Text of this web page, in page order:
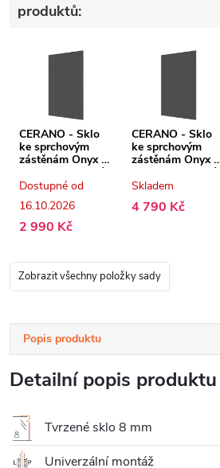
produktů:
CERANO - Sklo
ke sprchovým
zástěnám Onyx -
8 mm - grafitové
sklo - 80x200 cm
Dostupné od
16.10.2026
2 990 Kč
CERANO - Sklo
ke sprchovým
zástěnám Onyx -
8 mm - grafitové
sklo - 140x200
Skladem
4 790 Kč
Zobrazit všechny položky sady
Popis produktu
Detailní popis produktu
Tvrzené sklo 8 mm
Univerzální montáž